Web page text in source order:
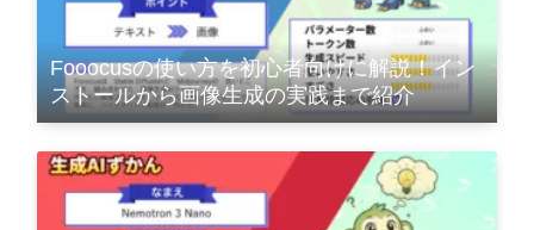
Fooocusの使い方を初心者向けに解説！イン
ストールから画像生成の実践まで紹介